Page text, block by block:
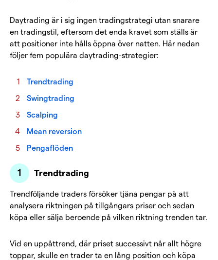
Daytrading är i sig ingen tradingstrategi utan snarare
en tradingstil, eftersom det enda kravet som ställs är
att positioner inte hålls öppna över natten. Här nedan
följer fem populära daytrading-strategier:
Trendtrading
Swingtrading
Scalping
Mean reversion
Pengaflöden
Trendtrading
Trendföljande traders försöker tjäna pengar på att
analysera riktningen på tillgångars priser och sedan
köpa eller sälja beroende på vilken riktning trenden tar.
Vid en uppåttrend, där priset successivt når allt högre
toppar, skulle en trader ta en lång position och köpa